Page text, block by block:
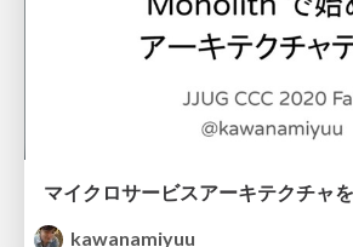
kawanamiyuu